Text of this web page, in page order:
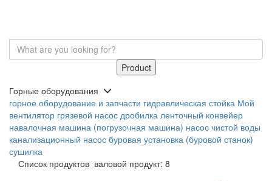
Product
Горные оборудования
горное оборудование и запчасти гидравлическая стойка Мой
вентилятор грязевой насос дробилка ленточный конвейер
навалочная машина (погрузочная машина) насос чистой воды
канализационный насос буровая установка (буровой станок)
сушилка
Список продуктов валовой продукт: 8